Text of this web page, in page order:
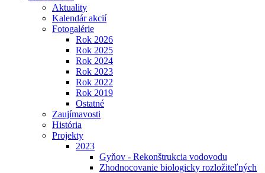
Aktuality
Kalendár akcií
Fotogalérie
Rok 2026
Rok 2025
Rok 2024
Rok 2023
Rok 2022
Rok 2019
Ostatné
Zaujímavosti
História
Projekty
2023
Gyňov - Rekonštrukcia vodovodu
Zhodnocovanie biologicky rozložiteľných